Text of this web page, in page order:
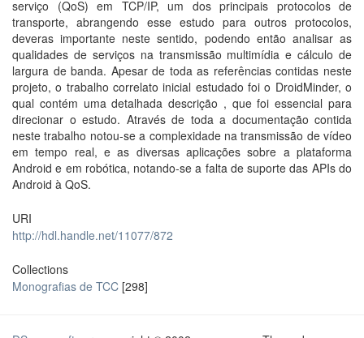
serviço (QoS) em TCP/IP, um dos principais protocolos de
transporte, abrangendo esse estudo para outros protocolos,
deveras importante neste sentido, podendo então analisar as
qualidades de serviços na transmissão multimídia e cálculo de
largura de banda. Apesar de toda as referências contidas neste
projeto, o trabalho correlato inicial estudado foi o DroidMinder, o
qual contém uma detalhada descrição , que foi essencial para
direcionar o estudo. Através de toda a documentação contida
neste trabalho notou-se a complexidade na transmissão de vídeo
em tempo real, e as diversas aplicações sobre a plataforma
Android e em robótica, notando-se a falta de suporte das APIs do
Android à QoS.
URI
http://hdl.handle.net/11077/872
Collections
Monografias de TCC [298]